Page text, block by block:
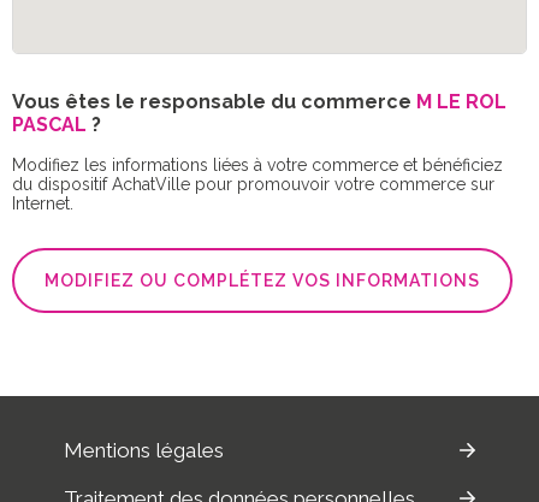
Vous êtes le responsable du commerce M LE ROL
PASCAL ?
Modifiez les informations liées à votre commerce et bénéficiez
du dispositif AchatVille pour promouvoir votre commerce sur
Internet.
MODIFIEZ OU COMPLÉTEZ VOS INFORMATIONS
Mentions légales